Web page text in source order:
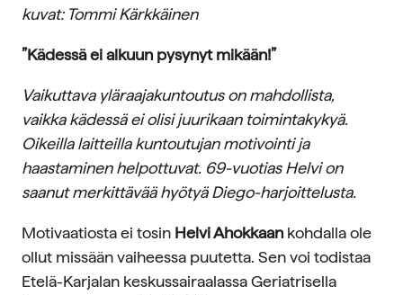
kuvat: Tommi Kärkkäinen
”Kädessä ei alkuun pysynyt mikään!”
Vaikuttava yläraajakuntoutus on mahdollista,
vaikka kädessä ei olisi juurikaan toimintakykyä.
Oikeilla laitteilla kuntoutujan motivointi ja
haastaminen helpottuvat. 69-vuotias Helvi on
saanut merkittävää hyötyä Diego-harjoittelusta.
Motivaatiosta ei tosin Helvi Ahokkaan kohdalla ole
ollut missään vaiheessa puutetta. Sen voi todistaa
Etelä-Karjalan keskussairaalassa Geriatrisella